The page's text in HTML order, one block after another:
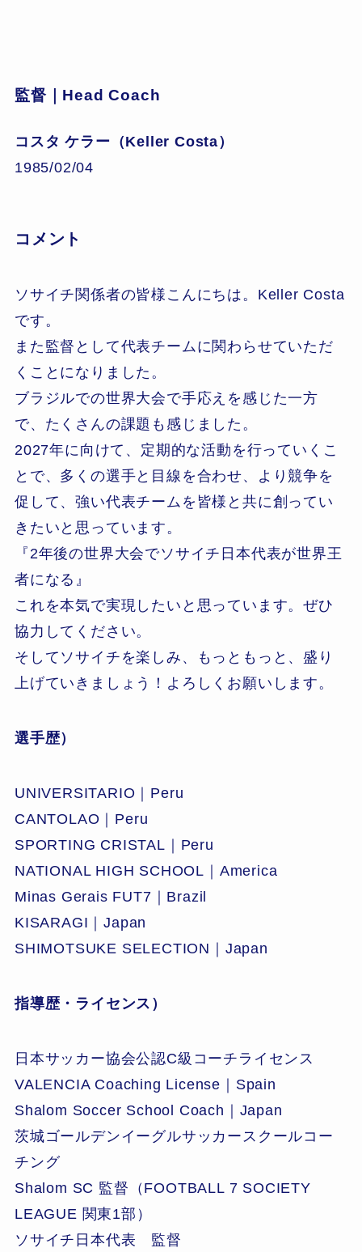
監督｜Head Coach
コスタ ケラー（Keller Costa）
1985/02/04
コメント
ソサイチ関係者の皆様こんにちは。Keller Costa
です。
また監督として代表チームに関わらせていただ
くことになりました。
ブラジルでの世界大会で手応えを感じた一方
で、たくさんの課題も感じました。
2027年に向けて、定期的な活動を行っていくこ
とで、多くの選手と目線を合わせ、より競争を
促して、強い代表チームを皆様と共に創ってい
きたいと思っています。
『2年後の世界大会でソサイチ日本代表が世界王
者になる』
これを本気で実現したいと思っています。ぜひ
協力してください。
そしてソサイチを楽しみ、もっともっと、盛り
上げていきましょう！よろしくお願いします。
選手歴）
UNIVERSITARIO｜Peru
CANTOLAO｜Peru
SPORTING CRISTAL｜Peru
NATIONAL HIGH SCHOOL｜America
Minas Gerais FUT7｜Brazil
KISARAGI｜Japan
SHIMOTSUKE SELECTION｜Japan
指導歴・ライセンス）
日本サッカー協会公認C級コーチライセンス
VALENCIA Coaching License｜Spain
Shalom Soccer School Coach｜Japan
茨城ゴールデンイーグルサッカースクールコー
チング
Shalom SC 監督（FOOTBALL 7 SOCIETY
LEAGUE 関東1部）
ソサイチ日本代表 監督